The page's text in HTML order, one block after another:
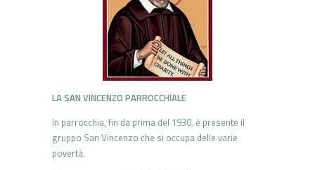
LA SAN VINCENZO PARROCCHIALE
In parrocchia, fin da prima del 1930, è presente il
gruppo San Vincenzo che si occupa delle varie
povertà.